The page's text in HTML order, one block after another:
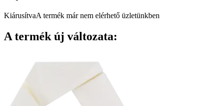
KiárusítvaA termék már nem elérhető üzletünkben
A termék új változata: